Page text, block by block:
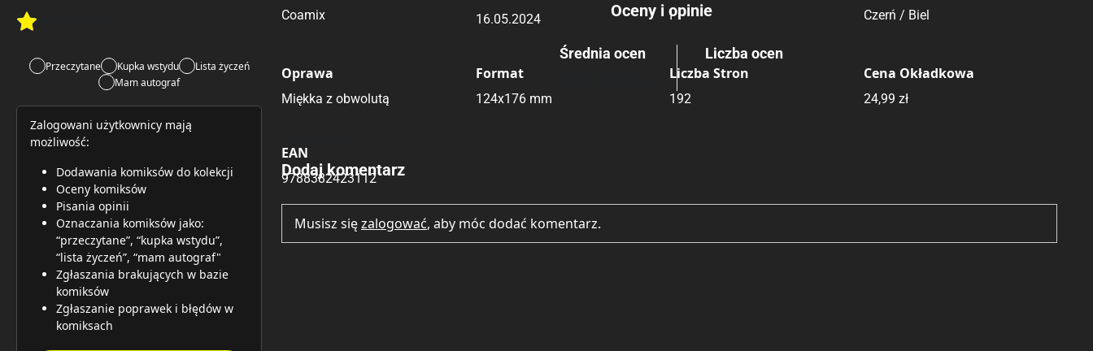
Rate this item:
Przeczytane Kupka wstydu
Lista życzeń
Mam autograf
Zalogowani użytkownicy mają
możliwość:
Dodawania komiksów do kolekcji
Oceny komiksów
Pisania opinii
Oznaczania komiksów jako:
“przeczytane”, “kupka wstydu”,
“lista życzeń”, “mam autograf"
Zgłaszania brakujących w bazie
komiksów
Zgłaszanie poprawek i błędów w
komiksach
Coamix 16.05.2024 I Czerń / Biel
Oprawa
Miękka z obwolutą
Format
124x176 mm
Liczba Stron
192
Cena Okładkowa
24,99 zł
EAN
9788382423112
Oceny i opinie
Średnia ocen Liczba ocen
Dodaj komentarz
Musisz sięzalogować, aby móc dodać komentarz.